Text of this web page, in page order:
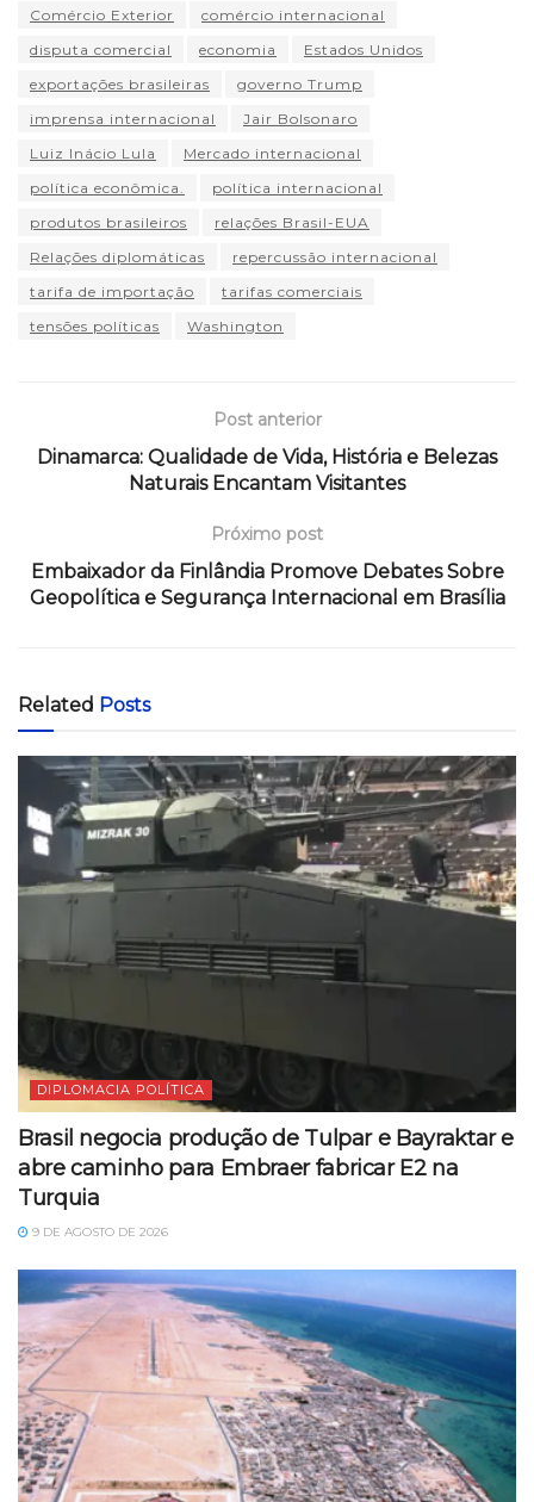
Comércio Exterior
comércio internacional
disputa comercial
economia
Estados Unidos
exportações brasileiras
governo Trump
imprensa internacional
Jair Bolsonaro
Luiz Inácio Lula
Mercado internacional
política econômica.
política internacional
produtos brasileiros
relações Brasil-EUA
Relações diplomáticas
repercussão internacional
tarifa de importação
tarifas comerciais
tensões políticas
Washington
Post anterior
Dinamarca: Qualidade de Vida, História e Belezas
Naturais Encantam Visitantes
Próximo post
Embaixador da Finlândia Promove Debates Sobre
Geopolítica e Segurança Internacional em Brasília
Related Posts
DIPLOMACIA POLÍTICA
Brasil negocia produção de Tulpar e Bayraktar e
abre caminho para Embraer fabricar E2 na
Turquia
9 DE AGOSTO DE 2026